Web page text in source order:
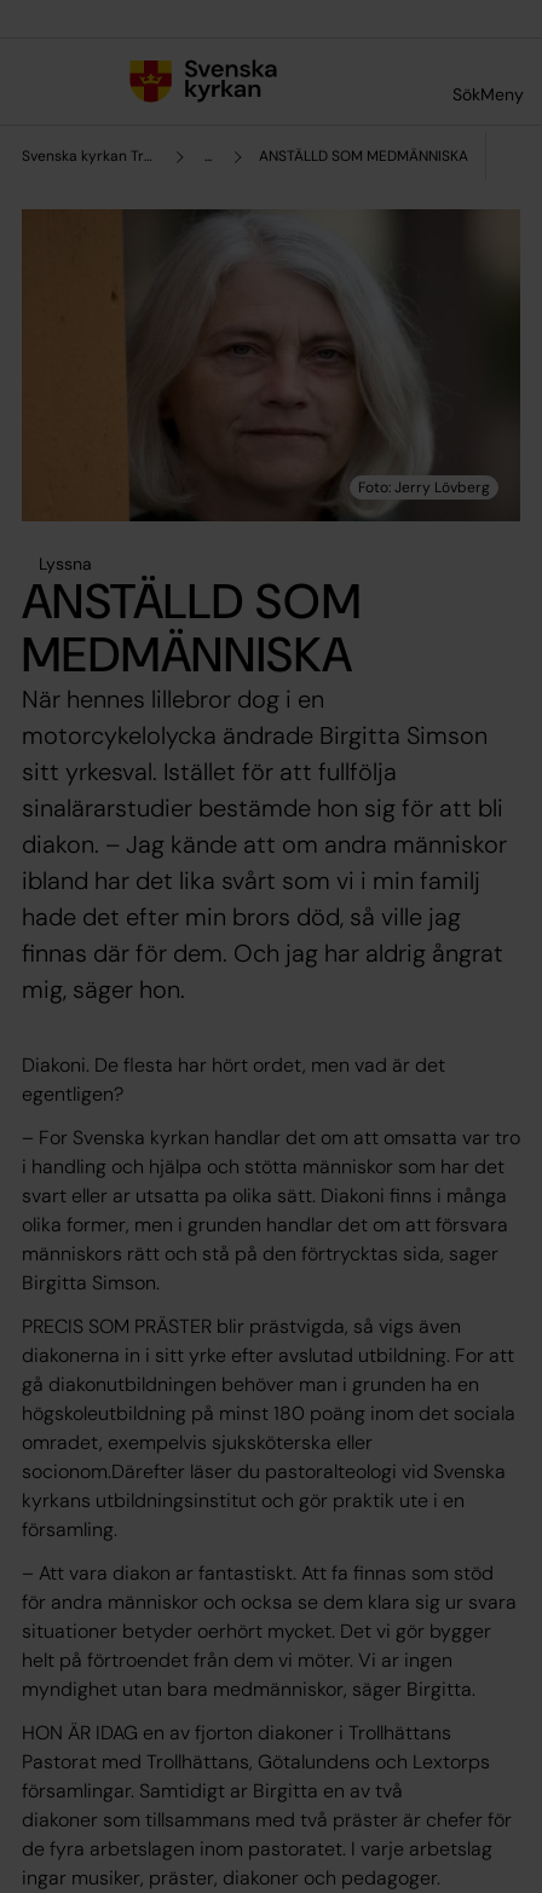
SökMeny
Svenska kyrkan Trollhättan ... ANSTÄLLD SOM MEDMÄNNISKA
Lyssna
ANSTÄLLD SOM
MEDMÄNNISKA
När hennes lillebror dog i en
motorcykelolycka ändrade Birgitta Simson
sitt yrkesval. Istället för att fullfölja
sinalärarstudier bestämde hon sig för att bli
diakon. – Jag kände att om andra människor
ibland har det lika svårt som vi i min familj
hade det efter min brors död, så ville jag
finnas där för dem. Och jag har aldrig ångrat
mig, säger hon.
Diakoni. De flesta har hört ordet, men vad är det
egentligen?
– For Svenska kyrkan handlar det om att omsatta var tro
i handling och hjälpa och stötta människor som har det
svart eller ar utsatta pa olika sätt. Diakoni finns i många
olika former, men i grunden handlar det om att försvara
människors rätt och stå på den förtrycktas sida, sager
Birgitta Simson.
PRECIS SOM PRÄSTER blir prästvigda, så vigs även
diakonerna in i sitt yrke efter avslutad utbildning. For att
gå diakonutbildningen behöver man i grunden ha en
högskoleutbildning på minst 180 poäng inom det sociala
omradet, exempelvis sjuksköterska eller
socionom.Därefter läser du pastoralteologi vid Svenska
kyrkans utbildningsinstitut och gör praktik ute i en
församling.
– Att vara diakon ar fantastiskt. Att fa finnas som stöd
för andra människor och ocksa se dem klara sig ur svara
situationer betyder oerhört mycket. Det vi gör bygger
helt på förtroendet från dem vi möter. Vi ar ingen
myndighet utan bara medmänniskor, säger Birgitta.
HON ÄR IDAG en av fjorton diakoner i Trollhättans
Pastorat med Trollhättans, Götalundens och Lextorps
församlingar. Samtidigt ar Birgitta en av två
diakoner som tillsammans med två präster är chefer för
de fyra arbetslagen inom pastoratet. I varje arbetslag
ingar musiker, präster, diakoner och pedagoger.